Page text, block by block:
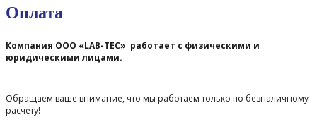
Оплата
Компания ООО «LAB-TEC» работает с физическими и
юридическими лицами.
Обращаем ваше внимание, что мы работаем только по безналичному
расчету!